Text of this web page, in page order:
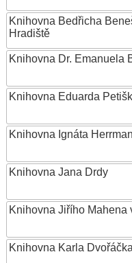
Knihovna Bedřicha
Hradiště
Knihovna Dr. Emanuela
Knihovna Eduarda
Knihovna Ignáta
Knihovna Jana Drdy
Knihovna Jiřího Mahena
Knihovna Karla Dvořáčka